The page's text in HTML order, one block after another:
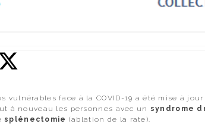
vulnérables face à la COVID-19 a été mise à jour
à nouveau les personnes avec un syndrome
splénectomie (ablation de la rate).